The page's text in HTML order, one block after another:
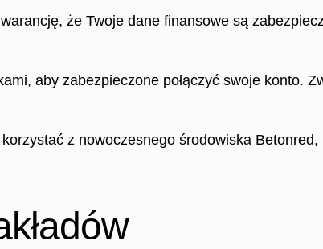
że Twoje dane finansowe są
aby zabezpieczone połączyć swoje konto.
z nowoczesnego środowiska